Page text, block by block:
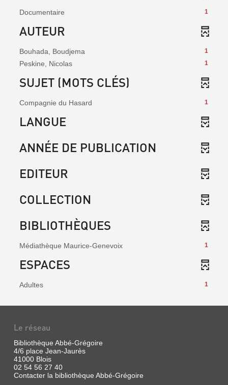
1
Documentaire
AUTEUR
1
Bouhada, Boudjema
1
Peskine, Nicolas
SUJET (MOTS CLÉS)
1
Compagnie du Hasard
LANGUE
ANNÉE DE PUBLICATION
EDITEUR
COLLECTION
BIBLIOTHÈQUES
1
Médiathèque Maurice-Genevoix
ESPACES
1
Adultes
Le réseau
Bibliothèque Abbé-Grégoire
4/6 place Jean-Jaurès
41000 Blois
02 54 56 27 40
Contacter la bibliothèque Abbé-Grégoire